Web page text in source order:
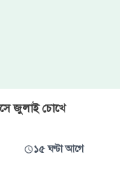
জুলাই চোখে
১৫ ঘণ্টা আগে